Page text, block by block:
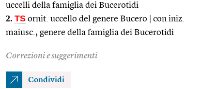
uccelli della famiglia dei Bucerotidi
2. TS ornit. uccello del genere Bucero
con iniz.
maiusc., genere della famiglia dei Bucerotidi
Correzioni e suggerimenti
Condividi